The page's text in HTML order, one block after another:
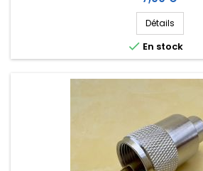
Détails
 En stock